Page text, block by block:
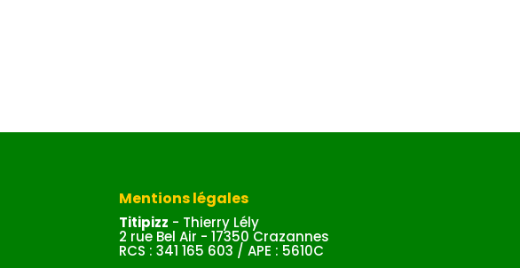
Mentions légales
Titipizz - Thierry Lély
2 rue Bel Air - 17350 Crazannes
RCS : 341 165 603 / APE : 5610C